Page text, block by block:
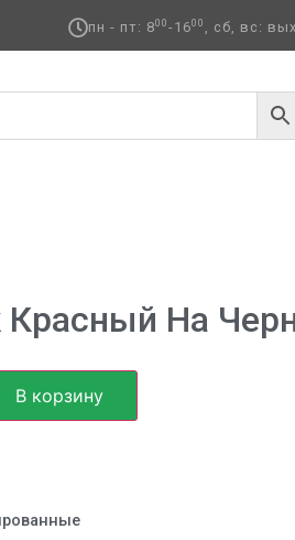
пн - пт: 800-1600 , сб, вс:
Красный На
В корзину